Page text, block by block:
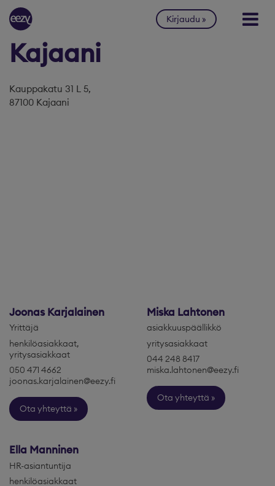
Siirry sisältöön
Kirjaudu
Kajaani
Kauppakatu 31 L 5,
87100 Kajaani
Joonas Karjalainen
Yrittäjä
henkilöasiakkaat,
yritysasiakkaat
050 471 4662
joonas.karjalainen@eezy.fi
Ota yhteyttä
Miska Lahtonen
asiakkuuspäällikkö
yritysasiakkaat
044 248 8417
miska.lahtonen@eezy.fi
Ota yhteyttä
Ella Manninen
HR-asiantuntija
henkilöasiakkaat